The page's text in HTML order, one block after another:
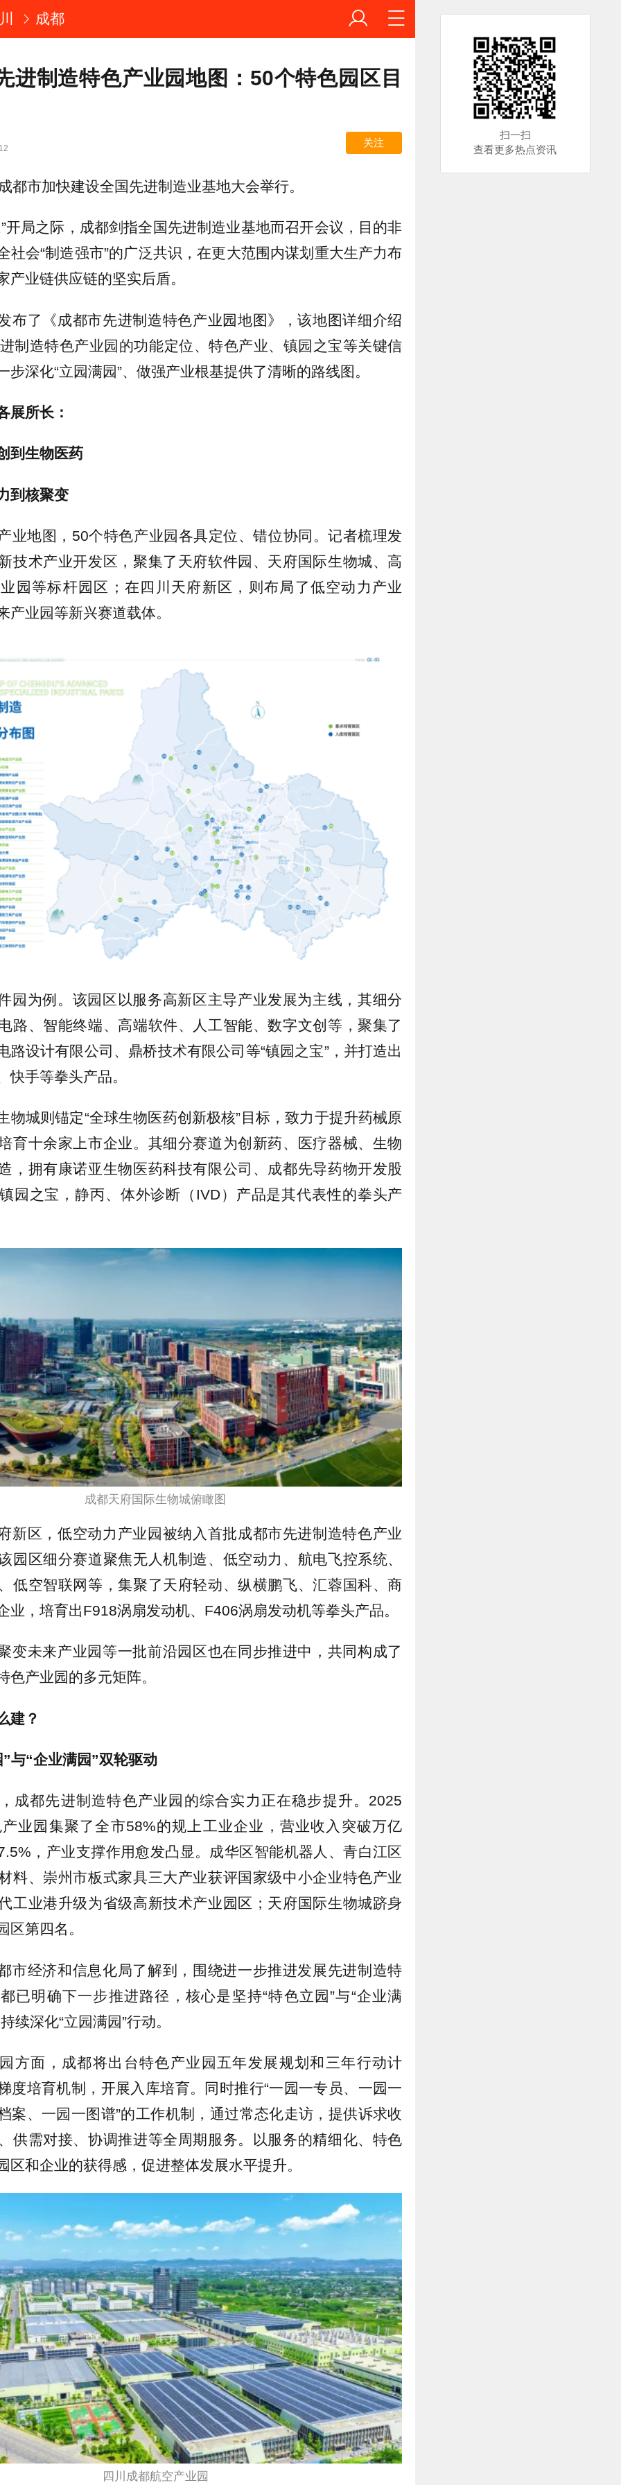
成都
进制造特色产业园地图：50个特色园区目
关注
都市加快建设全国先进制造业基地大会举行。
开局之际，成都剑指全国先进制造业基地而召开会议，目的非
社会“制造强市”的广泛共识，在更大范围内谋划重大生产力布
产业链供应链的坚实后盾。
布了《成都市先进制造特色产业园地图》，该地图详细介绍
制造特色产业园的功能定位、特色产业、镇园之宝等关键信
步深化“立园满园”、做强产业根基提供了清晰的路线图。
展所长：
到生物医药
到核聚变
业地图，50个特色产业园各具定位、错位协同。记者梳理发
技术产业开发区，聚集了天府软件园、天府国际生物城、高
园等标杆园区；在四川天府新区，则布局了低空动力产业
产业园等新兴赛道载体。
园为例。该园区以服务高新区主导产业发展为主线，其细分
路、智能终端、高端软件、人工智能、数字文创等，聚集了
路设计有限公司、鼎桥技术有限公司等“镇园之宝”，并打造出
快手等拳头产品。
物城则锚定“全球生物医药创新极核”目标，致力于提升药械原
育十余家上市企业。其细分赛道为创新药、医疗器械、生物
，拥有康诺亚生物医药科技有限公司、成都先导药物开发股
园之宝，静丙、体外诊断（IVD）产品是其代表性的拳头产
成都天府国际生物城俯瞰图
新区，低空动力产业园被纳入首批成都市先进制造特色产业
园区细分赛道聚焦无人机制造、低空动力、航电飞控系统、
低空智联网等，集聚了天府轻动、纵横鹏飞、汇蓉国科、商
业，培育出F918涡扇发动机、F406涡扇发动机等拳头产品。
变未来产业园等一批前沿园区也在同步推进中，共同构成了
色产业园的多元矩阵。
建？
与“企业满园”双轮驱动
成都先进制造特色产业园的综合实力正在稳步提升。2025
业园集聚了全市58%的规上工业企业，营业收入突破万亿
，产业支撑作用愈发凸显。成华区智能机器人、青白江区
料、崇州市板式家具三大产业获评国家级中小企业特色产业
工业港升级为省级高新技术产业园区；天府国际生物城跻身
区第四名。
市经济和信息化局了解到，围绕进一步推进发展先进制造特
已明确下一步推进路径，核心是坚持“特色立园”与“企业满
续深化“立园满园”行动。
方面，成都将出台特色产业园五年发展规划和三年行动计
度培育机制，开展入库培育。同时推行“一园一专员、一园一
案、一园一图谱”的工作机制，通过常态化走访，提供诉求收
供需对接、协调推进等全周期服务。以服务的精细化、特色
区和企业的获得感，促进整体发展水平提升。
四川成都航空产业园
扫一扫
查看更多热点资讯